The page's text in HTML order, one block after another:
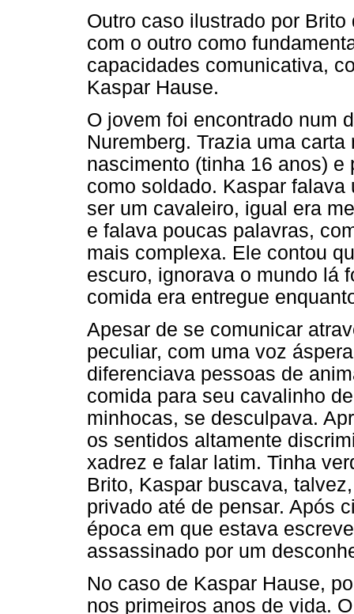
Outro caso ilustrado por
com o outro como
capacidades comunicativa,
Kaspar Hause.
O jovem foi encontrado num
Nuremberg. Trazia uma
nascimento (tinha 16 anos)
como soldado. Kaspar
ser um cavaleiro, igual era
e falava poucas palavras,
mais complexa. Ele contou
escuro, ignorava o mundo lá
comida era entregue
Apesar de se comunicar
peculiar, com uma voz
diferenciava pessoas de
comida para seu cavalinho
minhocas, se desculpava.
os sentidos altamente
xadrez e falar latim. Tinha
Brito, Kaspar buscava,
privado até de pensar. Após
época em que estava
assassinado por um
No caso de Kaspar Hause,
nos primeiros anos de vida.